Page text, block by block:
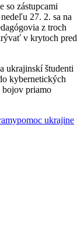
so zástupcami
27. 2. sa na
z troch
v krytoch pred
ukrajinskí študenti
kybernetických
bojov priamo
pomoc ukrajine